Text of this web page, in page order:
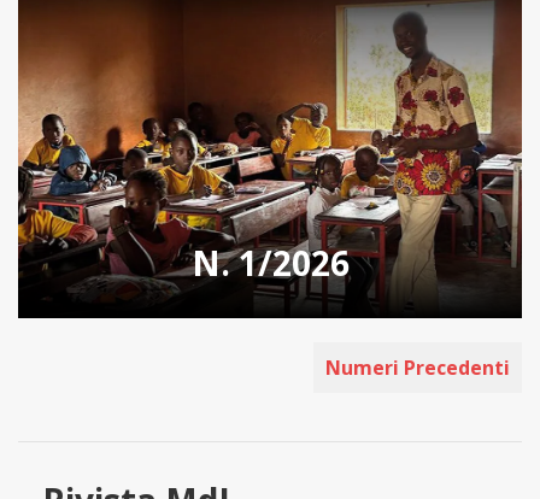
N. 1/2026
Numeri Precedenti